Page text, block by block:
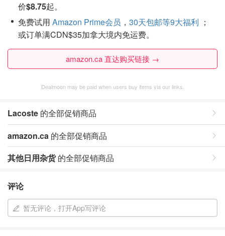
价$8.75起。
免费试用 Amazon Prime会员 ， 30天包邮等9大福利 ；
或订单满CDN$35加拿大境内免运费。
amazon.ca 直达购买链接 →
Dealmoon may be paid when users buy items via our links.
Lacoste 的全部促销商品
amazon.ca 的全部促销商品
其他日用杂货的全部促销商品
评论
暂无评论，打开App写评论